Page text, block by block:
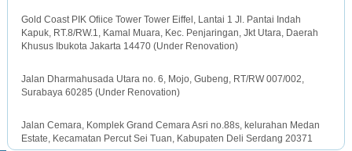
Gold Coast PIK Ofiice Tower Tower Eiffel, Lantai 1 Jl. Pantai Indah
Kapuk, RT.8/RW.1, Kamal Muara, Kec. Penjaringan, Jkt Utara, Daerah
Khusus Ibukota Jakarta 14470 (Under Renovation)
Jalan Dharmahusada Utara no. 6, Mojo, Gubeng, RT/RW 007/002,
Surabaya 60285 (Under Renovation)
Jalan Cemara, Komplek Grand Cemara Asri no.88s, kelurahan Medan
Estate, Kecamatan Percut Sei Tuan, Kabupaten Deli Serdang 20371